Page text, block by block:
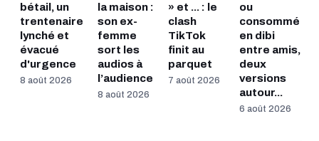
bétail, un
trentenaire
lynché et
évacué
d'urgence
8 août 2026
la maison :
son ex-
femme
sort les
audios à
l’audience
8 août 2026
» et ... : le
clash
TikTok
finit au
parquet
7 août 2026
ou
consommé
en dibi
entre amis,
deux
versions
autour...
6 août 2026